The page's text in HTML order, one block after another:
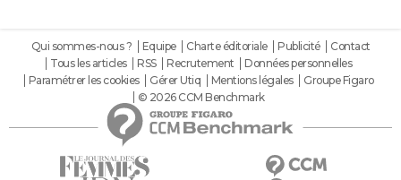
Qui sommes-nous ? Equipe Charte éditoriale Publicité
Contact
Tous les articles
RSS Recrutement
Données personnelles
Paramétrer les cookies
Gérer Utiq Mentions légales
Groupe Figaro
© 2026 CCM Benchmark